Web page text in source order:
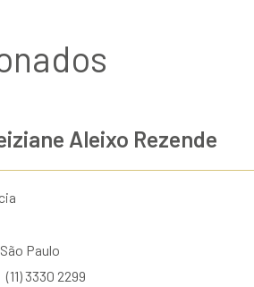
Aleixo Rezende
São Paulo
(11) 3330 2299